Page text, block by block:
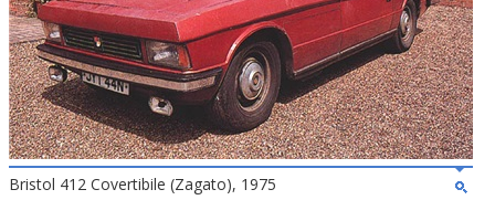
Bristol 412 Covertibile (Zagato), 1975